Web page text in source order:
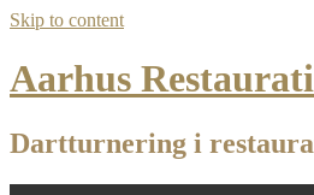
Skip to content
Aarhus
Dartturnering i